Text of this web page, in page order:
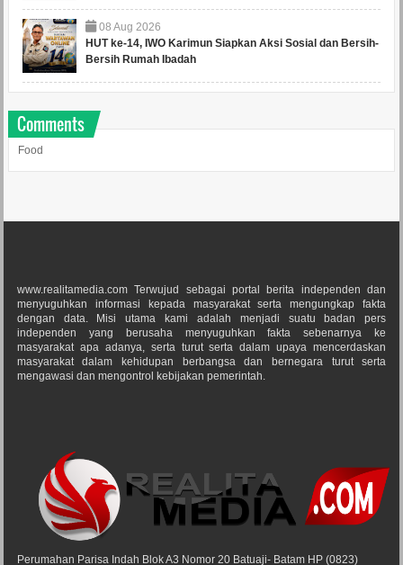
08 Aug 2026
HUT ke-14, IWO Karimun Siapkan Aksi Sosial dan Bersih-
Bersih Rumah Ibadah
Comments
Food
www.realitamedia.com Terwujud sebagai portal berita independen dan
menyuguhkan informasi kepada masyarakat serta mengungkap fakta
dengan data. Misi utama kami adalah menjadi suatu badan pers
independen yang berusaha menyuguhkan fakta sebenarnya ke
masyarakat apa adanya, serta turut serta dalam upaya mencerdaskan
masyarakat dalam kehidupan berbangsa dan bernegara turut serta
mengawasi dan mengontrol kebijakan pemerintah.
Perumahan Parisa Indah Blok A3 Nomor 20 Batuaji- Batam HP (0823)